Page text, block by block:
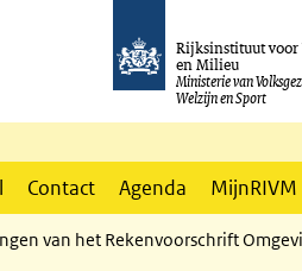
Rijksinstituut voor
en Milieu
Ministerie van
Welzijn en Sport
Contact Agenda MijnRIVM
van het Rekenvoorschrift